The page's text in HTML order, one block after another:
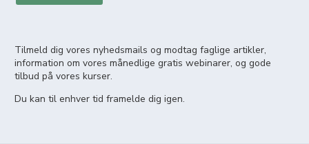
Tilmeld dig vores nyhedsmails og modtag faglige artikler,
information om vores månedlige gratis webinarer, og gode
tilbud på vores kurser.
Du kan til enhver tid framelde dig igen.